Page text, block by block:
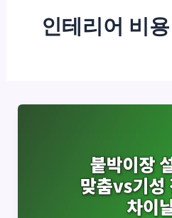
인테리어 비용